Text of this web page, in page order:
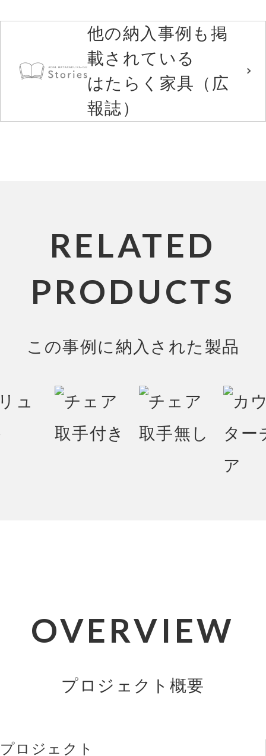
他の納入事例も掲
載されている
はたらく家具（広
報誌）
RELATED
PRODUCTS
この事例に納入された製品
OVERVIEW
プロジェクト概要
プロジェクト